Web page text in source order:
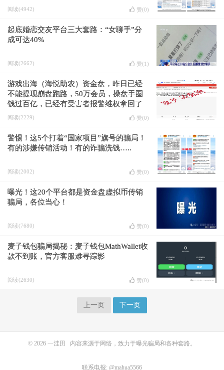
阅读(4942) 赞(0)
起底婚恋交友平台三大套路：“女聊手”分
成可达40%
阅读(2662) 赞(1 )
游戏出海（海悦助农）资金盘，昨日已经
不能提现崩盘跑路，50万会员，操盘手圈
钱过百亿，已经有受害者报警维权拿回了
血汗钱！
阅读(2229) 赞(0)
警惕！这5个打着“国家项目”旗号的骗局！
有的涉嫌传销活动！有的诈骗洗钱…..
阅读(2002) 赞(0)
曝光！这20个平台都是资金盘虚拟币传销
骗局，各位当心！
阅读(7680) 赞(0)
麦子钱包骗局揭秘：麦子钱包MathWallet收
款不到账，官方客服难寻踪影
阅读(2630) 赞(0)
上一页 下一页
© 2026 一洼田 内容来源于网络，致力于曝光骗局和各种套路。
联系电报: @mahua5566